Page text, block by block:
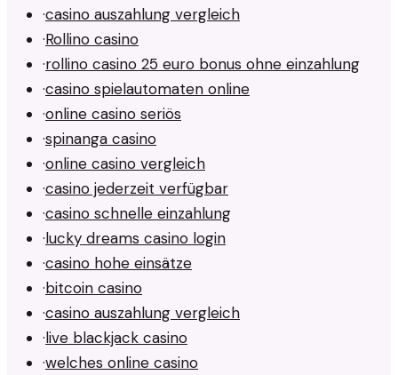
·casino auszahlung vergleich
·Rollino casino
·rollino casino 25 euro bonus ohne einzahlung
·casino spielautomaten online
·online casino seriös
·spinanga casino
·online casino vergleich
·casino jederzeit verfügbar
·casino schnelle einzahlung
·lucky dreams casino login
·casino hohe einsätze
·bitcoin casino
·casino auszahlung vergleich
·live blackjack casino
·welches online casino